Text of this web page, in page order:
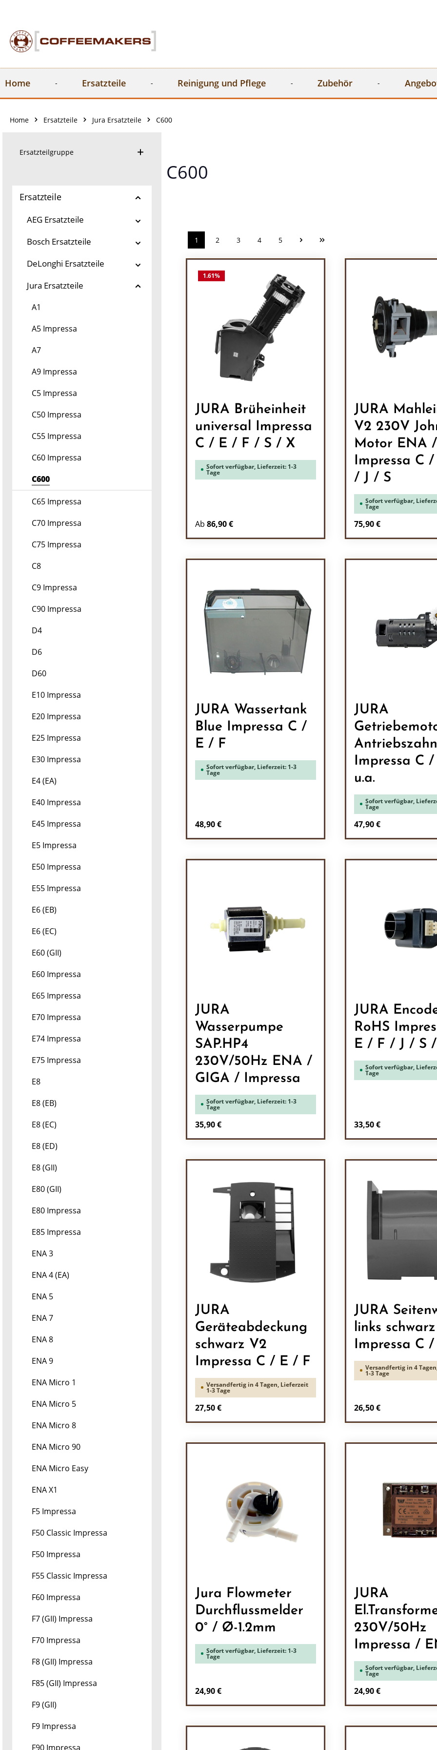
Home Ersatzteile Reinigung und Pflege Zubehör
Home Ersatzteile Jura Ersatzteile C600
Ersatzteilgruppe
Ersatzteile
AEG Ersatzteile
Bosch Ersatzteile
DeLonghi Ersatzteile
Jura Ersatzteile
A1
A5 Impressa
A7
A9 Impressa
C5 Impressa
C50 Impressa
C55 Impressa
C60 Impressa
C600
C65 Impressa
C70 Impressa
C75 Impressa
C8
C9 Impressa
C90 Impressa
D4
D6
D60
E10 Impressa
E20 Impressa
E25 Impressa
E30 Impressa
E4 (EA)
E40 Impressa
E45 Impressa
E5 Impressa
E50 Impressa
E55 Impressa
E6 (EB)
E6 (EC)
E60 (GII)
E60 Impressa
E65 Impressa
E70 Impressa
E74 Impressa
E75 Impressa
E8
E8 (EB)
E8 (EC)
E8 (ED)
E8 (GII)
E80 (GII)
E80 Impressa
E85 Impressa
ENA 3
ENA 4 (EA)
ENA 5
ENA 7
ENA 8
ENA 9
ENA Micro 1
ENA Micro 5
ENA Micro 8
ENA Micro 90
ENA Micro Easy
ENA X1
F5 Impressa
F50 Classic Impressa
F50 Impressa
F55 Classic Impressa
F60 Impressa
F7 (GII) Impressa
F70 Impressa
F8 (GII) Impressa
F85 (GII) Impressa
F9 (GII)
F9 Impressa
F90 Impressa
C600
Seite
1 Seite
2 Seite
3 Seite
4 Seite
5
1.61%
JURA Brüheinheit
universal Impressa
C / E / F / S / X
Sofort verfügbar, Lieferzeit: 1-3
Tage
Ab 86,90 €
JURA
V2 230V
Motor ENA /
Impressa C
/ J / S
Sofort verfügbar,
Tage
Regulärer Preis:
75,90 €
JURA Wassertank
Blue Impressa C /
E / F
Sofort verfügbar, Lieferzeit: 1-3
Tage
Regulärer Preis:
48,90 €
JURA
Impressa C
u.a.
Sofort verfügbar,
Tage
Regulärer Preis:
47,90 €
JURA
Wasserpumpe
SAP.HP4
230V/50Hz ENA /
GIGA / Impressa
Sofort verfügbar, Lieferzeit: 1-3
Tage
Regulärer Preis:
35,90 €
JURA
RoHS
E / F / J / S
Sofort verfügbar,
Tage
Regulärer Preis:
33,50 €
JURA
Geräteabdeckung
schwarz V2
Impressa C / E / F
Versandfertig in 4 Tagen, Lieferzeit
1-3 Tage
Regulärer Preis:
27,50 €
JURA
links schwarz
Impressa C
Versandfertig in 4
1-3 Tage
Regulärer Preis:
26,50 €
Jura Flowmeter
Durchflussmelder
0° / Ø-1.2mm
Sofort verfügbar, Lieferzeit: 1-3
Tage
Regulärer Preis:
24,90 €
JURA
230V/50Hz
Impressa /
Sofort verfügbar,
Tage
Regulärer Preis:
24,90 €